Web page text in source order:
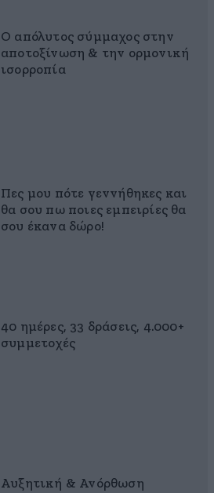
Ο απόλυτος σύμμαχος στην
αποτοξίνωση & την ορμονική
ισορροπία
Πες μου πότε γεννήθηκες και
θα σου πω ποιες εμπειρίες θα
σου έκανα δώρο!
40 ημέρες, 33 δράσεις, 4.000+
συμμετοχές
Αυξητική & Ανόρθωση